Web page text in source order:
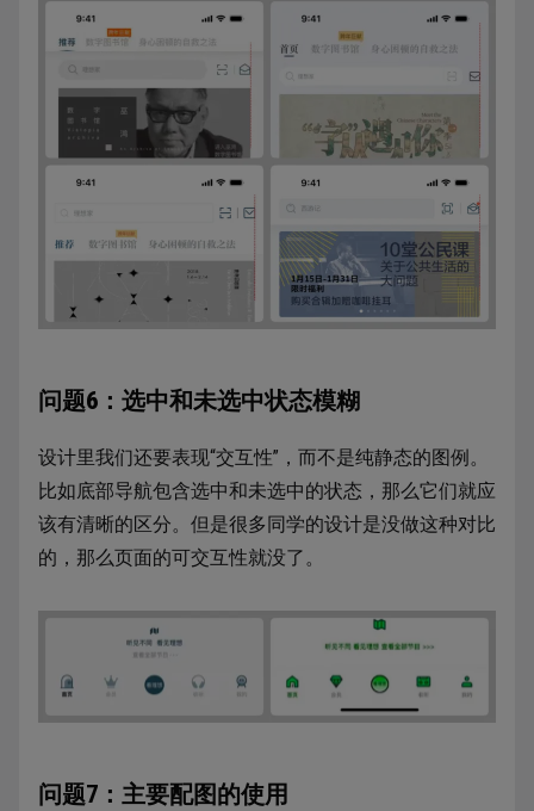
问题6：选中和未选中状态模糊
设计里我们还要表现“交互性”，而不是纯静态的图例。
比如底部导航包含选中和未选中的状态，那么它们就应
该有清晰的区分。但是很多同学的设计是没做这种对比
的，那么页面的可交互性就没了。
问题7：主要配图的使用